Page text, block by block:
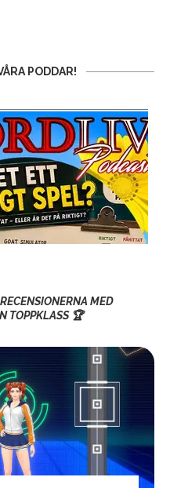
PODDAR!
MED
TOPPKLASS 🏆